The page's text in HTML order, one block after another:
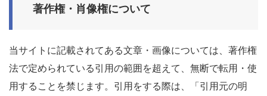
著作権・肖像権について
当サイトに記載されてある文章・画像については、著作権
法で定められている引用の範囲を超えて、無断で転用・使
用することを禁じます。引用をする際は、「引用元の明